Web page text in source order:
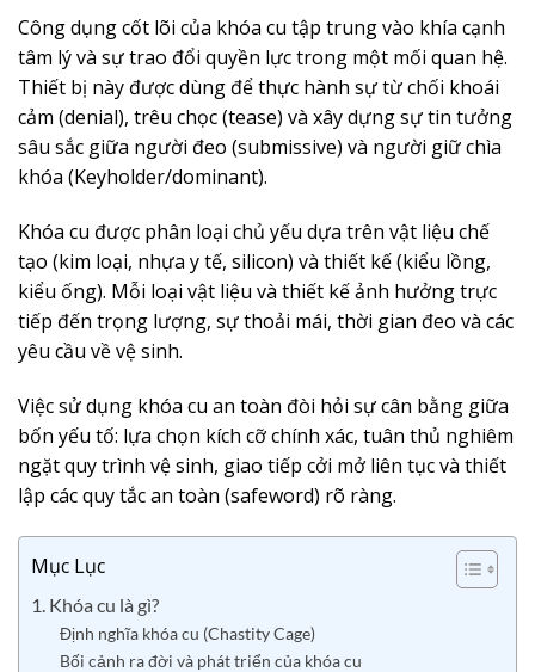
Công dụng cốt lõi của khóa cu tập trung vào khía cạnh
tâm lý và sự trao đổi quyền lực trong một mối quan hệ.
Thiết bị này được dùng để thực hành sự từ chối khoái
cảm (denial), trêu chọc (tease) và xây dựng sự tin tưởng
sâu sắc giữa người đeo (submissive) và người giữ chìa
khóa (Keyholder/dominant).
Khóa cu được phân loại chủ yếu dựa trên vật liệu chế
tạo (kim loại, nhựa y tế, silicon) và thiết kế (kiểu lồng,
kiểu ống). Mỗi loại vật liệu và thiết kế ảnh hưởng trực
tiếp đến trọng lượng, sự thoải mái, thời gian đeo và các
yêu cầu về vệ sinh.
Việc sử dụng khóa cu an toàn đòi hỏi sự cân bằng giữa
bốn yếu tố: lựa chọn kích cỡ chính xác, tuân thủ nghiêm
ngặt quy trình vệ sinh, giao tiếp cởi mở liên tục và thiết
lập các quy tắc an toàn (safeword) rõ ràng.
Mục Lục
1. Khóa cu là gì?
Định nghĩa khóa cu (Chastity Cage)
Bối cảnh ra đời và phát triển của khóa cu